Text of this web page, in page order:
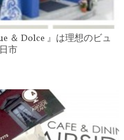
＆ Dolce 』は理想のビュ
市